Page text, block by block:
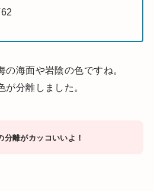
海面や岩陰の色ですね。
分離しました。
分離がカッコいいよ！